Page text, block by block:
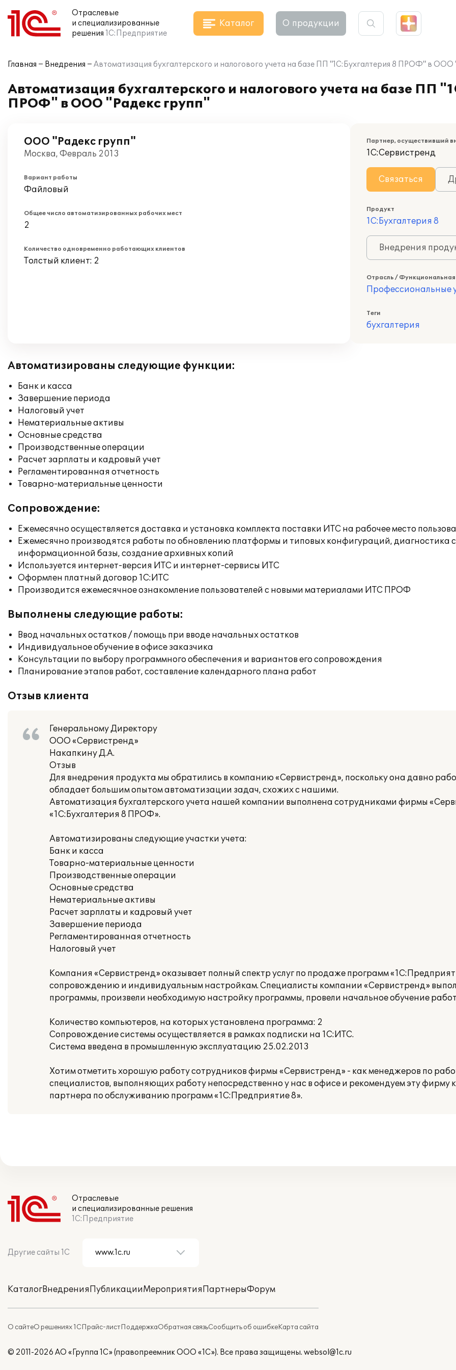
Отраслевые
и специализированные
решения 1С:Предприятие
Каталог О продукции
Главная Внедрения Автоматизация бухгалтерского и налогового учета на базе ПП "1С:Бухгалтерия 8 ПРОФ" в ООО
Автоматизация бухгалтерского и налогового учета на базе ПП
ПРОФ" в ООО "Радекс групп"
ООО "Радекс групп"
Москва, Февраль 2013
Вариант работы
Файловый
Общее число автоматизированных рабочих мест
2
Количество одновременно работающих клиентов
Толстый клиент: 2
Партнер, осуществивший
1С:Сервистренд
Связаться
Продукт
1С:Бухгалтерия 8
Внедрения
Отрасль / Функциональная
Профессиональные
Теги
бухгалтерия
Автоматизированы следующие функции:
Банк и касса
Завершение периода
Налоговый учет
Нематериальные активы
Основные средства
Производственные операции
Расчет зарплаты и кадровый учет
Регламентированная отчетность
Товарно-материальные ценности
Сопровождение:
Ежемесячно осуществляется доставка и установка комплекта поставки ИТС на рабочее место
Ежемесячно производятся работы по обновлению платформы и типовых конфигураций, диагностика
информационной базы, создание архивных копий
Используется интернет-версия ИТС и интернет-сервисы ИТС
Оформлен платный договор 1С:ИТС
Производится ежемесячное ознакомление пользователей с новыми материалами ИТС ПРОФ
Выполнены следующие работы:
Ввод начальных остатков / помощь при вводе начальных остатков
Индивидуальное обучение в офисе заказчика
Консультации по выбору программного обеспечения и вариантов его сопровождения
Планирование этапов работ, составление календарного плана работ
Отзыв клиента
Генеральному Директору
ООО «Сервистренд»
Накапкину Д.А.
Отзыв
Для внедрения продукта мы обратились в компанию «Сервистренд», поскольку она давно
обладает большим опытом автоматизации задач, схожих с нашими.
Автоматизация бухгалтерского учета нашей компании выполнена сотрудниками фирмы
«1С:Бухгалтерия 8 ПРОФ».
Автоматизированы следующие участки учета:
Банк и касса
Товарно-материальные ценности
Производственные операции
Основные средства
Нематериальные активы
Расчет зарплаты и кадровый учет
Завершение периода
Регламентированная отчетность
Налоговый учет
Компания «Сервистренд» оказывает полный спектр услуг по продаже программ
сопровождению и индивидуальным настройкам. Специалисты компании «Сервистренд»
программы, произвели необходимую настройку программы, провели начальное обучение
Количество компьютеров, на которых установлена программа: 2
Сопровождение системы осуществляется в рамках подписки на 1С:ИТС.
Система введена в промышленную эксплуатацию 25.02.2013
Хотим отметить хорошую работу сотрудников фирмы «Сервистренд» - как менеджеров по
специалистов, выполняющих работу непосредственно у нас в офисе и рекомендуем эту фирму
партнера по обслуживанию программ «1С:Предприятие 8».
Отраслевые
и специализированные решения
1С:Предприятие
Другие сайты 1С
КаталогВнедренияПубликацииМероприятияПартнерыФорум
О сайтеО решениях 1СПрайс-листПоддержкаОбратная связьСообщить об ошибкеКарта сайта
© 2011-2026 АО «Группа 1С» (правопреемник ООО «1С»). Все права защищены. websol@1c.ru